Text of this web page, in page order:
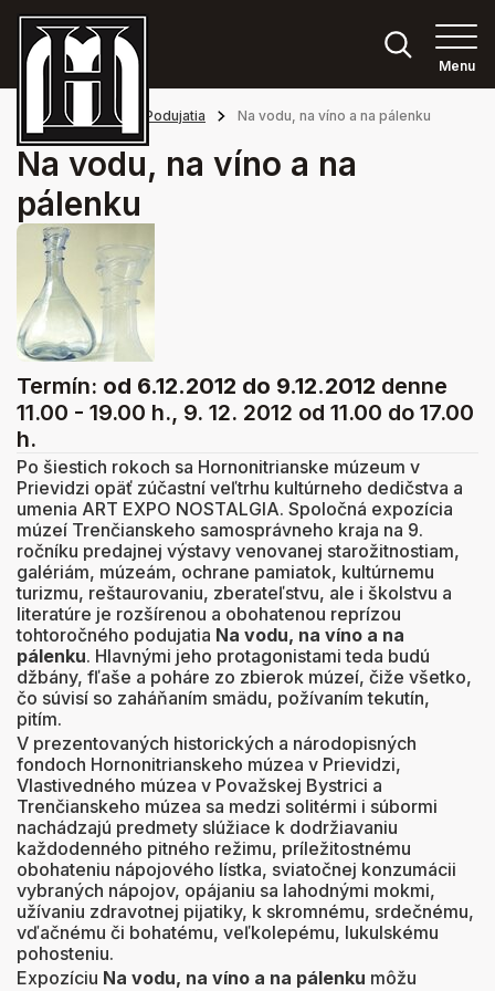
Menu
Hlavná stránka Podujatia Na vodu, na víno a na pálenku
Na vodu, na víno a na
pálenku
Termín: od 6.12.2012 do 9.12.2012 denne
11.00 - 19.00 h., 9. 12. 2012 od 11.00 do 17.00
h.
Po šiestich rokoch sa Hornonitrianske múzeum v
Prievidzi opäť zúčastní veľtrhu kultúrneho dedičstva a
umenia ART EXPO NOSTALGIA. Spoločná expozícia
múzeí Trenčianskeho samosprávneho kraja na 9.
ročníku predajnej výstavy venovanej starožitnostiam,
galériám, múzeám, ochrane pamiatok, kultúrnemu
turizmu, reštaurovaniu, zberateľstvu, ale i školstvu a
literatúre je rozšírenou a obohatenou reprízou
tohtoročného podujatia Na vodu, na víno a na
pálenku. Hlavnými jeho protagonistami teda budú
džbány, fľaše a poháre zo zbierok múzeí, čiže všetko,
čo súvisí so zaháňaním smädu, požívaním tekutín,
pitím.
V prezentovaných historických a národopisných
fondoch Hornonitrianskeho múzea v Prievidzi,
Vlastivedného múzea v Považskej Bystrici a
Trenčianskeho múzea sa medzi solitérmi i súbormi
nachádzajú predmety slúžiace k dodržiavaniu
každodenného pitného režimu, príležitostnému
obohateniu nápojového lístka, sviatočnej konzumácii
vybraných nápojov, opájaniu sa lahodnými mokmi,
užívaniu zdravotnej pijatiky, k skromnému, srdečnému,
vďačnému či bohatému, veľkolepému, lukulskému
pohosteniu.
Expozíciu Na vodu, na víno a na pálenku môžu